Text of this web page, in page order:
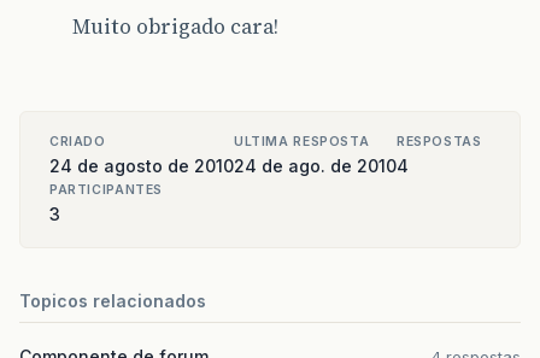
Muito obrigado cara!
CRIADO
24 de agosto de 2010
ULTIMA RESPOSTA
24 de ago. de 2010
RESPOSTAS
4
PARTICIPANTES
3
Topicos relacionados